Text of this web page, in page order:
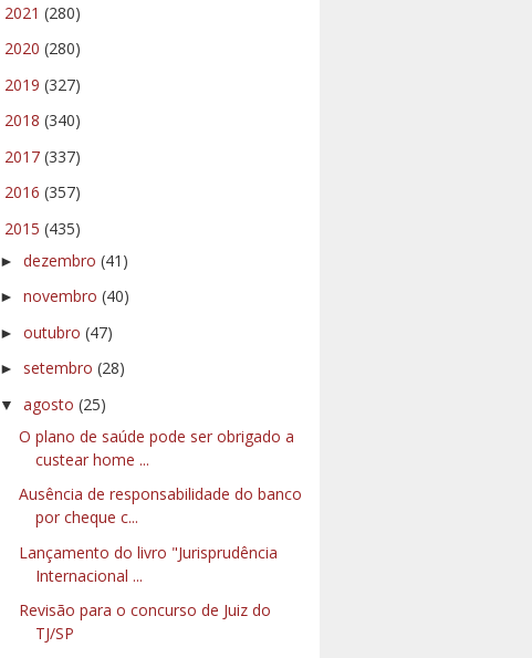
2021 (280)
2020 (280)
2019 (327)
2018 (340)
2017 (337)
2016 (357)
2015 (435)
► dezembro (41)
► novembro (40)
► outubro (47)
► setembro (28)
▼ agosto (25)
O plano de saúde pode ser obrigado a
custear home ...
Ausência de responsabilidade do banco
por cheque c...
Lançamento do livro "Jurisprudência
Internacional ...
Revisão para o concurso de Juiz do
TJ/SP